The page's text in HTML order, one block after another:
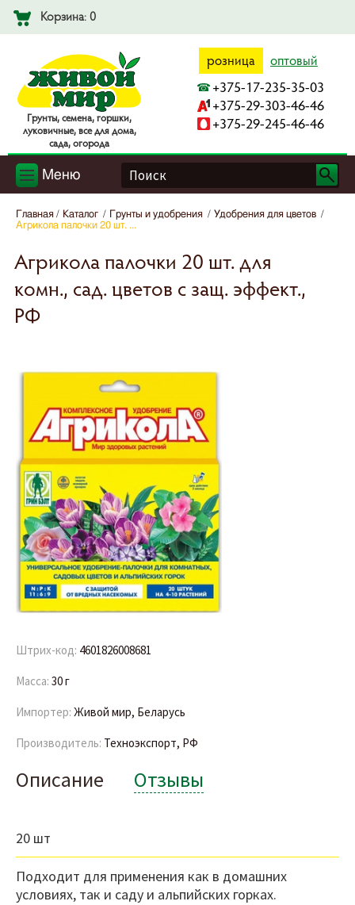
Корзина: 0
Гpyнты, ceмeнa, гopшки,
лyкoвичныe, вce для дoмa,
caдa, oгopoдa
розница оптовый
+375-17-235-35-03
+375-29-303-46-46
+375-29-245-46-46
Меню
Главная Каталог Грунты и удобрения
Удобрения для цветов
Агрикола палочки 20 шт. ...
Агрикола палочки 20 шт. для
комн., сад. цветов с защ. эффект.,
РФ
Штрих-код: 4601826008681
Масса: 30 г
Импортер: Живой мир, Беларусь
Производитель: Техноэкспорт, РФ
Описание Отзывы
20 шт
Подходит для применения как в домашних
условиях, так и саду и альпийских горках.